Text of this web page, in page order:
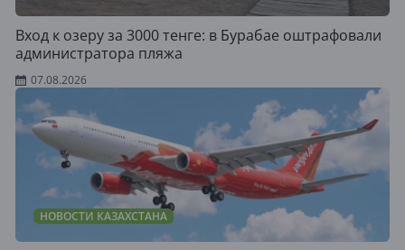
Вход к озеру за 3000 тенге: в Бурабае оштрафовали
администратора пляжа
07.08.2026
НОВОСТИ КАЗАХСТАНА